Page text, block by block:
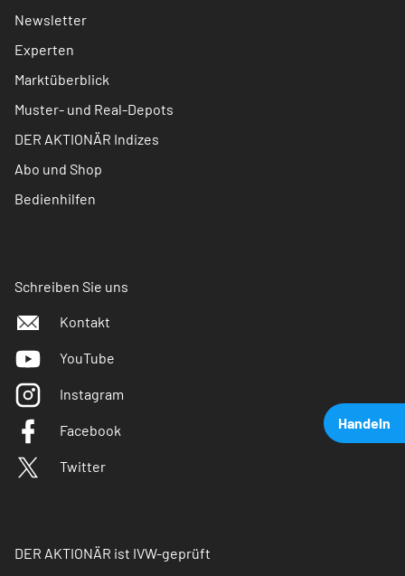
Handeln
Newsletter
Experten
Marktüberblick
Muster- und Real-Depots
DER AKTIONÄR Indizes
Abo und Shop
Bedienhilfen
Schreiben Sie uns
Kontakt
YouTube
Instagram
Facebook
Twitter
DER AKTIONÄR ist IVW-geprüft